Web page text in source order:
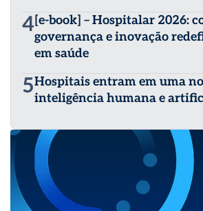
4[e-book] – Hospitalar 2026:
governança e inovação
em saúde
5Hospitais entram em uma
inteligência humana e